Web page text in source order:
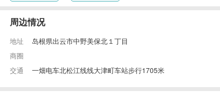
周边情况
地址
岛根県出云市中野美保北１丁目
商圈
交通
一畑电车北松江线线大津町车站步行1705米